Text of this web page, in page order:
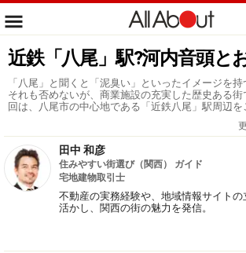
近鉄「八尾」駅?河内音頭と
「八尾」と聞くと「泥臭い」といったイメージを
それも否めないが、商業施設の充実した歴史ある
回は、八尾市の中心地である「近鉄八尾」駅周辺を
田中 和彦
住みやすい街選び（関西） ガイド
宅地建物取引士
不動産の実務経験や、地域情報サイト
活かし、関西の街の魅力を発信。